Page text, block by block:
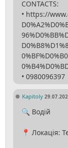
CONTACTS:
• https://
• 0980096397
Kapitoly
🔍 Водій
📍 Локація: